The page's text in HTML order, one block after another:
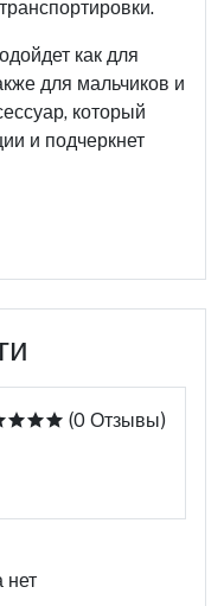
как для
для мальчиков и
который
и подчеркнет
(0 Отзывы)
нет